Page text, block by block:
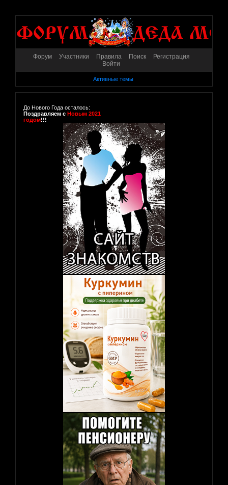
Форум Участники Правила Поиск
Регистрация
Войти
Активные темы
До Нового Года осталось:
Поздравляем с Новым 2021
годом!!!